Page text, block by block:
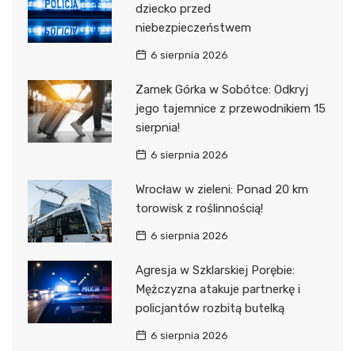
dziecko przed
niebezpieczeństwem
6 sierpnia 2026
Zamek Górka w Sobótce: Odkryj
jego tajemnice z przewodnikiem 15
sierpnia!
6 sierpnia 2026
Wrocław w zieleni: Ponad 20 km
torowisk z roślinnością!
6 sierpnia 2026
Agresja w Szklarskiej Porębie:
Mężczyzna atakuje partnerkę i
policjantów rozbitą butelką
6 sierpnia 2026